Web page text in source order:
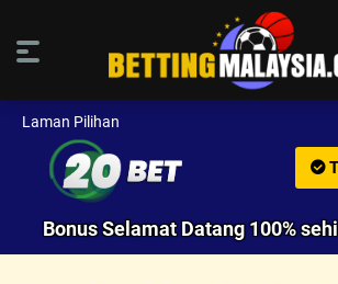
Laman Pilihan
Bonus Selamat Datang 100%